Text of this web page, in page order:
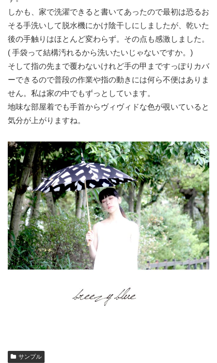
しかも、家で洗濯できると書いてあったので最初は恐るお
そる手洗いして脱水機にかけ陰干しにしましたが、乾いた
後の手触りはほとんど変わらず。その点も感激しました。
( 手袋って結構汚れるから洗いたいじゃないですか。)
そして指の先まで覆わないけれど手の甲まですっぽりカバ
ーできるので普段の作業や指の動きには何ら不便はありま
せん。私は家の中でもずっとしています。
地味な部屋着でも手首からヴィヴィドな色が覗いていると
気分が上がりますね。
サンプル